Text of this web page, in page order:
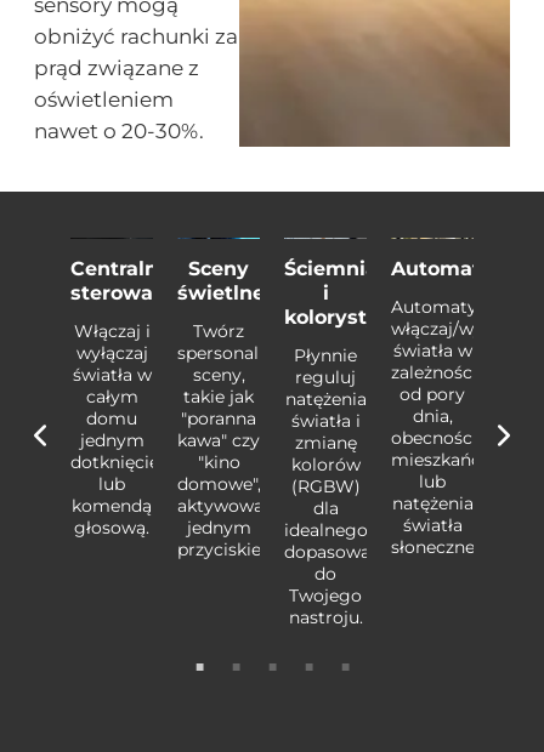
obniżyć rachunki za
prąd związane z
oświetleniem
nawet o 20-30%.
Centralne
sterowanie
Włączaj i
wyłączaj
światła w
całym
domu
jednym
dotknięciem
lub
komendą
głosową.
Sceny
świetlne
Twórz
spersonalizowane
sceny,
takie jak
"poranna
kawa" czy
"kino
domowe",
aktywowane
jednym
przyciskiem.
Ściemnianie
i
kolorystyka
Płynnie
reguluj
natężenia
światła i
zmianę
kolorów
(RGBW)
dla
idealnego
dopasowania
do
Twojego
nastroju.
Automatyzacja
Automatycznie
włączaj/wyłączaj
światła w
zależności
od pory
dnia,
obecności
mieszkańców
lub
natężenia
światła
słonecznego.